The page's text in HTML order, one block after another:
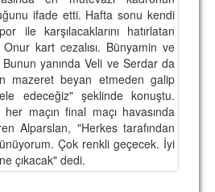
ifade etti. Hafta sonu kendi
ile karşılacaklarını hatırlatan
kart cezalısı. Bünyamin ve
yanında Veli ve Serdar da
mazeret beyan etmeden galip
edeceğiz" şeklinde konuştu.
maçın final maçı havasında
Alparslan, "Herkes tarafından
Çok renkli geçecek. İyi
çıkacak" dedi.